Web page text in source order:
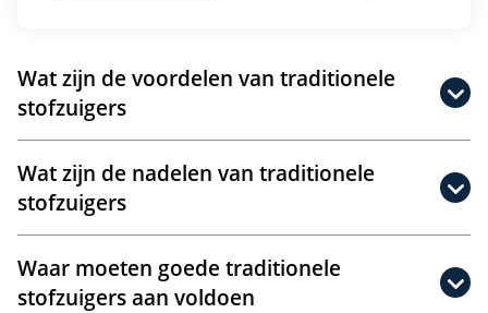
Wat zijn de voordelen van traditionele
stofzuigers
Wat zijn de nadelen van traditionele
stofzuigers
Waar moeten goede traditionele
stofzuigers aan voldoen